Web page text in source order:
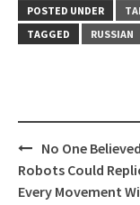
POSTED UNDER
TAGGED
RUSSIAN
Post
navigation
No One
Robots Could
Every Movement